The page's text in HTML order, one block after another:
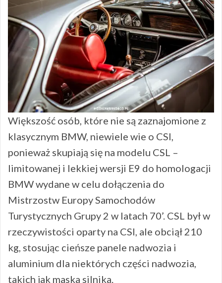
Większość osób, które nie są zaznajomione z
klasycznym BMW, niewiele wie o CSI,
ponieważ skupiają się na modelu CSL –
limitowanej i lekkiej wersji E9 do homologacji
BMW wydane w celu dołączenia do
Mistrzostw Europy Samochodów
Turystycznych Grupy 2 w latach 70’. CSL był w
rzeczywistości oparty na CSI, ale obciął 210
kg, stosując cieńsze panele nadwozia i
aluminium dla niektórych części nadwozia,
takich jak maska silnika.